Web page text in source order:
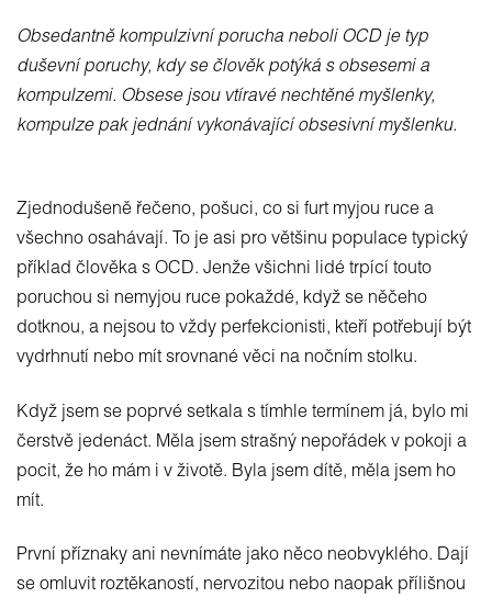
Obsedantně kompulzivní porucha neboli OCD je typ
duševní poruchy, kdy se člověk potýká s obsesemi a
kompulzemi. Obsese jsou vtíravé nechtěné myšlenky,
kompulze pak jednání vykonávající obsesivní myšlenku.
Zjednodušeně řečeno, pošuci, co si furt myjou ruce a
všechno osahávají. To je asi pro většinu populace typický
příklad člověka s OCD. Jenže všichni lidé trpící touto
poruchou si nemyjou ruce pokaždé, když se něčeho
dotknou, a nejsou to vždy perfekcionisti, kteří potřebují být
vydrhnutí nebo mít srovnané věci na nočním stolku.
Když jsem se poprvé setkala s tímhle termínem já, bylo mi
čerstvě jedenáct. Měla jsem strašný nepořádek v pokoji a
pocit, že ho mám i v životě. Byla jsem dítě, měla jsem ho
mít.
První příznaky ani nevnímáte jako něco neobvyklého. Dají
se omluvit roztěkaností, nervozitou nebo naopak přílišnou